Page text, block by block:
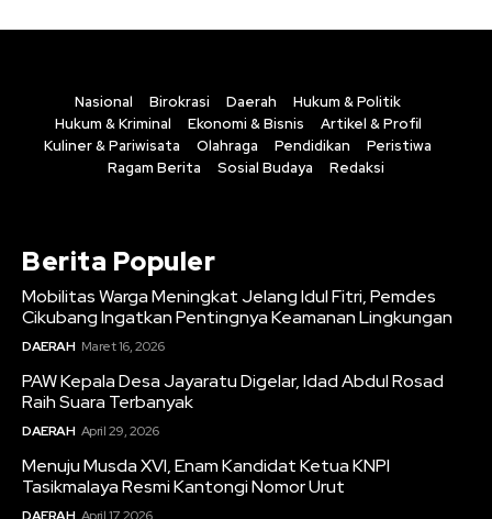
Nasional Birokrasi Daerah
Hukum & Politik
Hukum & Kriminal
Ekonomi & Bisnis
Artikel & Profil
Kuliner & Pariwisata
Olahraga Pendidikan
Peristiwa
Ragam Berita
Sosial Budaya Redaksi
Berita Populer
Mobilitas Warga Meningkat Jelang Idul Fitri, Pemdes
Cikubang Ingatkan Pentingnya Keamanan Lingkungan
DAERAH Maret 16, 2026
PAW Kepala Desa Jayaratu Digelar, Idad Abdul Rosad
Raih Suara Terbanyak
DAERAH April 29, 2026
Menuju Musda XVI, Enam Kandidat Ketua KNPI
Tasikmalaya Resmi Kantongi Nomor Urut
DAERAH April 17, 2026